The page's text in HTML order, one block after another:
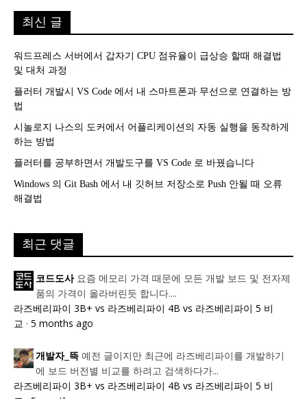
최신 글
워드프레스 서버에서 갑자기 CPU 점유율이 급상승 할때 해결법
및 대처 과정
플러터 개발시 VS Code 에서 내 스마트폰과 무선으로 연결하는 방
법
시놀로지 나스의 도커에서 어플리케이션의 자동 실행을 동작하게
하는 방법
플러터를 공부하면서 개발도구를 VS Code 로 바꿨습니다
Windows 의 Git Bash 에서 내 깃허브 저장소로 Push 안될 때 오류
해결법
최근 댓글
코드도사 요즘 메모리 가격 때문에 모든 개발 보드 및 전자제
품의 가격이 올라버린듯 합니다....
라즈베리파이 3B+ vs 라즈베리파이 4B vs 라즈베리파이 5 비
교 · 5 months ago
개발자_뜩 예전 글이지만 최근에 라즈베리파이를 개발하기
에 보드 버전별 비교를 하려고 검색하다가...
라즈베리파이 3B+ vs 라즈베리파이 4B vs 라즈베리파이 5 비